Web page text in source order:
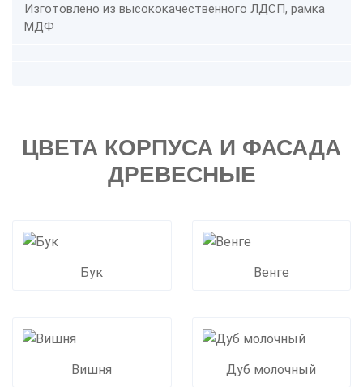
Изготовлено из высококачественного ЛДСП, рамка
МДФ
ЦВЕТА КОРПУСА И ФАСАДА
ДРЕВЕСНЫЕ
Бук Венге
Вишня Дуб молочный